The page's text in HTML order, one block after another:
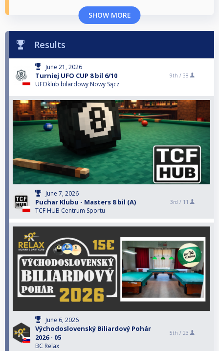
SHOW MORE
Results
June 21, 2026
Turniej UFO CUP 8 bil 6/10
UFOklub bilardowy Nowy Sącz
9th / 38
June 7, 2026
Puchar Klubu - Masters 8 bil (A)
TCF HUB Centrum Sportu
3rd / 11
June 6, 2026
Východoslovenský Biliardový Pohár
2026 - 05
BC Relax
5th / 23